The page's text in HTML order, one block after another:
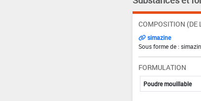
COMPOSITION (DE
simazine
Sous forme de :
FORMULATION
Poudre mouillable